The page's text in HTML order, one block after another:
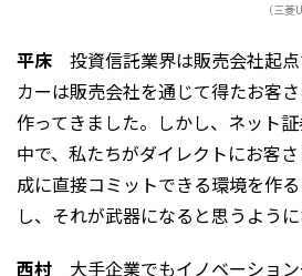
（三
平床 投資信託業界は販売会社起
カーは販売会社を通じて得たお客
作ってきました。しかし、ネット
中で、私たちがダイレクトにお客
成に直接コミットできる環境を作
し、それが武器になると思うように
西村 大手企業でもイノベーショ